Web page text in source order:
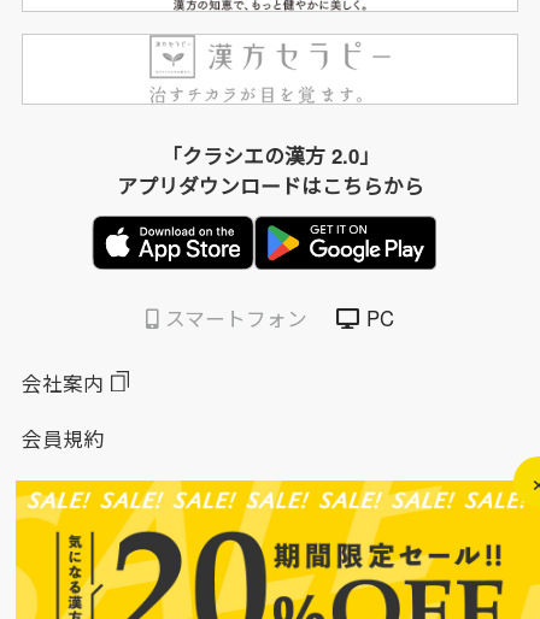
「クラシエの漢方 2.0」
アプリダウンロードはこちらから
スマートフォン PC
会社案内
会員規約
個人情報保護方針
特定商取引法に基づく表示
このサイトについて